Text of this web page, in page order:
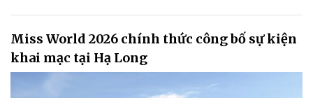
Miss World 2026 chính thức công bố sự kiện
khai mạc tại Hạ Long